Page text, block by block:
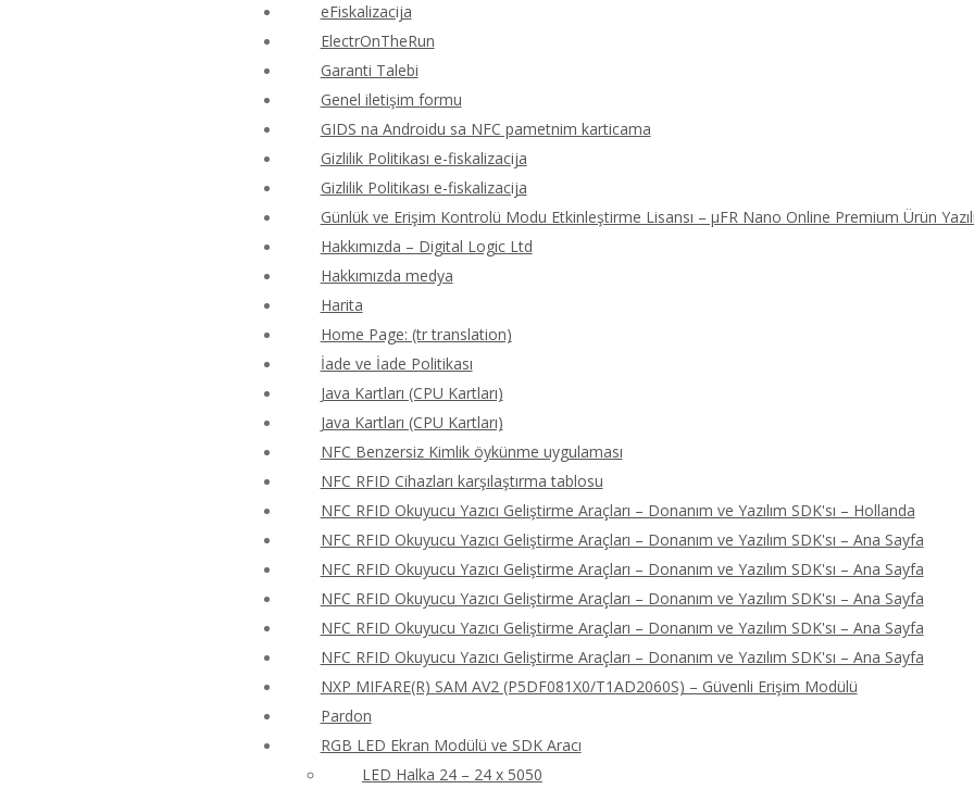
eFiskalizacija
ElectrOnTheRun
Garanti Talebi
Genel iletişim formu
GIDS na Androidu sa NFC pametnim karticama
Gizlilik Politikası e-fiskalizacija
Gizlilik Politikası e-fiskalizacija
Günlük ve Erişim Kontrolü Modu Etkinleştirme Lisansı – μFR Nano Online Premium Ürün
Hakkımızda – Digital Logic Ltd
Hakkımızda medya
Harita
Home Page: (tr translation)
İade ve İade Politikası
Java Kartları (CPU Kartları)
Java Kartları (CPU Kartları)
NFC Benzersiz Kimlik öykünme uygulaması
NFC RFID Cihazları karşılaştırma tablosu
NFC RFID Okuyucu Yazıcı Geliştirme Araçları – Donanım ve Yazılım SDK'sı – Hollanda
NFC RFID Okuyucu Yazıcı Geliştirme Araçları – Donanım ve Yazılım SDK'sı – Ana Sayfa
NFC RFID Okuyucu Yazıcı Geliştirme Araçları – Donanım ve Yazılım SDK'sı – Ana Sayfa
NFC RFID Okuyucu Yazıcı Geliştirme Araçları – Donanım ve Yazılım SDK'sı – Ana Sayfa
NFC RFID Okuyucu Yazıcı Geliştirme Araçları – Donanım ve Yazılım SDK'sı – Ana Sayfa
NFC RFID Okuyucu Yazıcı Geliştirme Araçları – Donanım ve Yazılım SDK'sı – Ana Sayfa
NXP MIFARE(R) SAM AV2 (P5DF081X0/T1AD2060S) – Güvenli Erişim Modülü
Pardon
RGB LED Ekran Modülü ve SDK Aracı
LED Halka 24 – 24 x 5050